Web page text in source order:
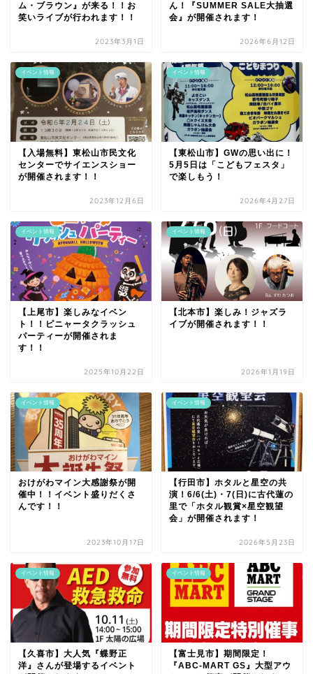
ム・ブラウン』が来る！！お
笑いライブが行われます！！
2023年3月1日
ん！『SUMMER SALE大抽選
会』が開催されます！
2026年6月12日
イベント情報
【入場無料】東松山市民文化
センターでサイエンスショー
が開催されます！！
2023年12月6日
イベント情報
【東松山市】GWの思い出に！
5月5日は「こどもフェスタ」
で楽しもう！
2026年4月27日
イベント情報
【上尾市】楽しみなイベン
ト！！ピニャータクラッシュ
パーティー​が開催されま
す！！
2025年10月22日
イベント情報
【北本市】楽しみ！ジャズラ
イブが開催されます！！
2026年1月19日
イベント情報
おけがわマイン大感謝祭が開
催中！！イベント盛りだくさ
んです！！
2023年10月17日
イベント情報
【行田市】ホタルと星空の共
演！6/6(土)・7(日)に古代蓮の
里で「ホタル観賞×星空観望
会」が開催されます！
2026年5月23日
イベント情報
【久喜市】大人気『蝶野正
洋』さんが登場するイベント
イベント情報
【富士見市】期間限定！
『ABC-MART GS』大型アウ